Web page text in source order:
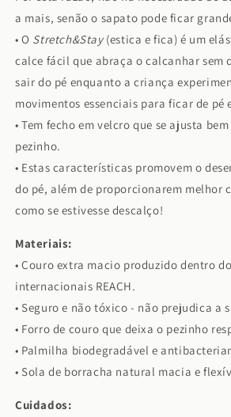
a mais, senão o sapato pode ficar
• O Stretch&Stay(estica e fica) é um
calce fácil que abraça o calcanhar sem
sair do pé enquanto a criança
movimentos essenciais para ficar de pé
• Tem fecho em velcro que se ajusta
pezinho.
• Estas características promovem o
do pé, além de proporcionarem melhor
como se estivesse descalço!
Materiais:
• Couro extra macio produzido dentro
internacionais REACH.
• Seguro e não tóxico - não prejudica a
• Forro de couro que deixa o pezinho
• Palmilha biodegradável e
• Sola de borracha natural macia e
Cuidados: